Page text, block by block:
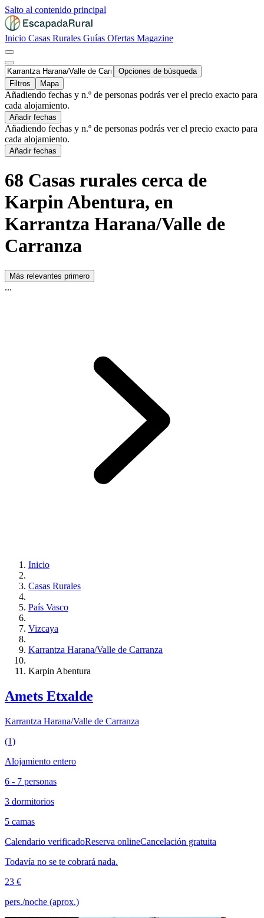
Salto al contenido principal
Inicio Casas Rurales Guías Ofertas Magazine
Opciones de búsqueda
Filtros
Mapa
Añadiendo fechas y n.º de personas podrás ver el precio exacto para
cada alojamiento.
Añadir fechas
Añadiendo fechas y n.º de personas podrás ver el precio exacto para
cada alojamiento.
Añadir fechas
68 Casas rurales cerca de
Karpin Abentura, en
Karrantza Harana/Valle de
Carranza
Más relevantes primero
...
Inicio
Casas Rurales
País Vasco
Vizcaya
Karrantza Harana/Valle de Carranza
Karpin Abentura
Amets Etxalde
Karrantza Harana/Valle de Carranza
(1)
Alojamiento entero
6 - 7 personas
3 dormitorios
5 camas
Calendario verificadoReserva onlineCancelación gratuita
Todavía no se te cobrará nada.
23 €
pers./noche (aprox.)